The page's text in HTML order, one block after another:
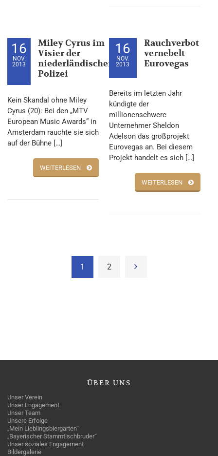
16
NOV.
2013
Miley Cyrus im
Visier der
niederländischen
Polizei
Kein Skandal ohne Miley
Cyrus (20): Bei den „MTV
European Music Awards“ in
Amsterdam rauchte sie sich
auf der Bühne […]
WEITERLESEN
16
NOV.
2013
Rauchverbot
vernebelt
Eurovegas
Bereits im letzten Jahr
kündigte der
millionenschwere
Unternehmer Sheldon
Adelson das großprojekt
Eurovegas an. Bei diesem
Projekt handelt es sich […]
WEITERLESEN
1 2
ÜBER UNS
Unser Verein
Unser Engagement
Unser Team
Unsere Erfolge
„Mein Lieblingsbiergarten“
„Bayerischer Stammtischbruder“
Unser soziales Engagement
Bildergalerie